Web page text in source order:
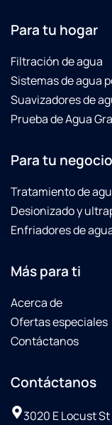
Para tu hogar
Filtración de agua
Sistemas de agua
Suavizadores de
Prueba de Agua
Para tu negocio
Tratamiento de
Desionizado y
Enfriadores de
Más para ti
Acerca de
Ofertas especiales
Contáctanos
Contáctanos
3020 E Locust St